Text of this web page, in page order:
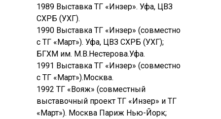
1989 Выставка ТГ «Инзер». Уфа, ЦВЗ
СХРБ (УХГ).
1990 Выставка ТГ «Инзер» (совместно
с ТГ «Март»). Уфа, ЦВЗ СХРБ (УХГ);
БГХМ им. М.В.Нестерова.Уфа.
1991 Выставка ТГ «Инзер» (совместно
с ТГ «Март»).Москва.
1992 ТГ «Вояж» (совместный
выставочный проект ТГ «Инзер» и ТГ
«Март»). Москва Париж Нью-Йорк;